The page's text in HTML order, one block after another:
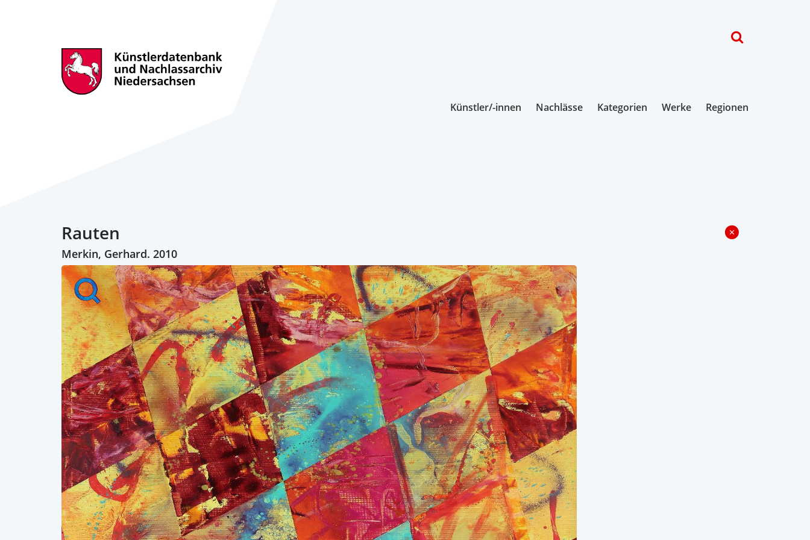
Künstler/-innen Nachlässe Kategorien Werke Regionen
Rauten
Merkin, Gerhard. 2010